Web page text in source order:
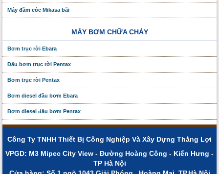
Máy đầm cóc Mikasa bãi
MÁY BƠM CHỮA CHÁY
Bơm trục rời Ebara
Đầu bơm trục rời Pentax
Bơm trục rời Pentax
Bơm diesel đầu bơm Ebara
Bơm diesel đầu bơm Pentax
Công Ty TNHH Thiết Bị Công Nghiệp Và Xây Dựng Thắng Lợi
VPGD: M3 Mipec City View - Đường Hoàng Công - Kiến Hưng -
TP Hà Nội